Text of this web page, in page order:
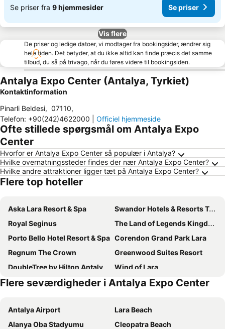
Se priser fra 9 hjemmesider Se priser
Vis flere
De priser og ledige datoer, vi modtager fra bookingsider, ændrer sig
hele tiden. Det betyder, at du ikke altid kan finde præcis det samme
tilbud, du så på trivago, når du føres videre til bookingsiden.
Antalya Expo Center (Antalya, Tyrkiet)
Kontaktinformation
Pinarli Beldesi, 07110,
Telefon: +90(242)4622000 Officiel hjemmeside
Ofte stillede spørgsmål om Antalya Expo
Center
Hvorfor er Antalya Expo Center så populær i Antalya?
Hvilke overnatningssteder findes der nær Antalya Expo Center?
Hvilke andre attraktioner ligger tæt på Antalya Expo Center?
Flere top hoteller
Aska Lara Resort & Spa
Swandor Hotels & Resorts Topkapi Palace
Royal Seginus
The Land of Legends Kingdom
Porto Bello Hotel Resort & Spa Corendon Grand Park Lara
Regnum The Crown
Greenwood Suites Resort
DoubleTree by Hilton Antalya City Centre
Wind of Lara
Sealife Family Resort Hotel
Innvista Hotels Belek
Megasaray Westbeach Antalya
Adalya Elite Lara
Akra Antalya
Crowne Plaza Antalya by IHG
Flere seværdigheder i Antalya Expo Center
Antalya Airport
Lara Beach
Alanya Oba Stadyumu
Cleopatra Beach